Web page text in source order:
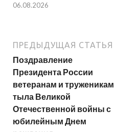
06.08.2026
ПРЕДЫДУЩАЯ СТАТЬЯ
Поздравление
Президента России
ветеранам и труженикам
тыла Великой
Отечественной войны с
юбилейным Днем